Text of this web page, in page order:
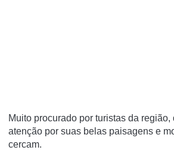
Muito procurado por turistas da região,
atenção por suas belas paisagens e
cercam.